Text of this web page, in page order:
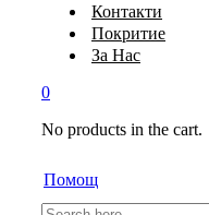
Контакти
Покритие
За Нас
0
No products in the cart.
Помощ